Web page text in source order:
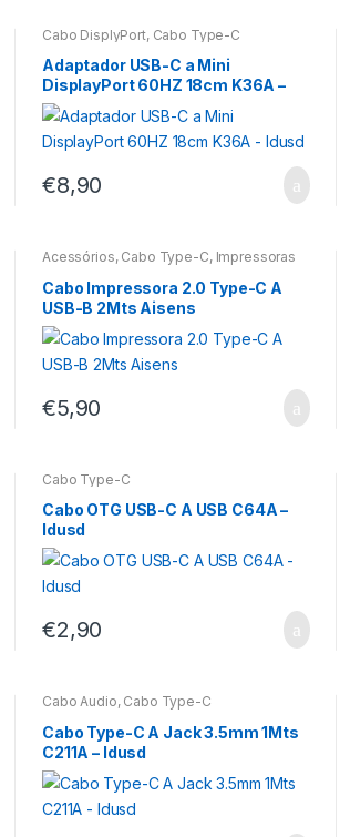
Cabo DisplyPort, Cabo Type-C
Adaptador USB-C a Mini
DisplayPort 60HZ 18cm K36A –
Idusd
€8,90
Acessórios, Cabo Type-C, Impressoras
Cabo Impressora 2.0 Type-C A
USB-B 2Mts Aisens
€5,90
Cabo Type-C
Cabo OTG USB-C A USB C64A –
Idusd
€2,90
Cabo Áudio, Cabo Type-C
Cabo Type-C A Jack 3.5mm 1Mts
C211A – Idusd